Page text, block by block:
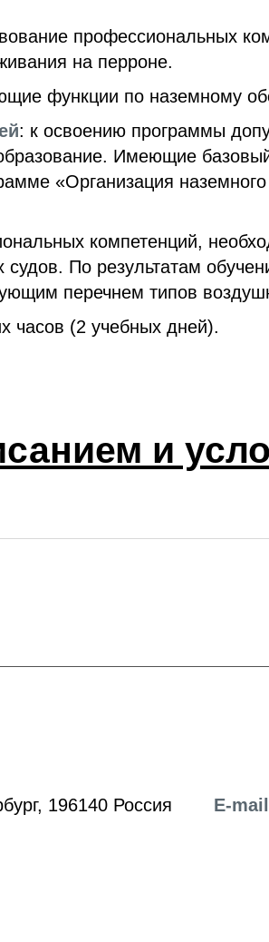
профессиональных
на перроне.
функции по наземному
: к освоению программы
Имеющие
«Организация
компетенций,
По результатам
перечнем типов
часов (2 учебных дней).
и
196140 Россия E-